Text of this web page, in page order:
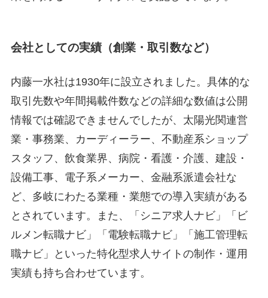
会社としての実績（創業・取引数など）
内藤一水社は1930年に設立されました 。具体的な
取引先数や年間掲載件数などの詳細な数値は公開
情報では確認できませんでしたが、太陽光関連営
業・事務業、カーディーラー、不動産系ショップ
スタッフ、飲食業界、病院・看護・介護、建設・
設備工事、電子系メーカー、金融系派遣会社な
ど、多岐にわたる業種・業態での導入実績がある
とされています。また、「シニア求人ナビ」「ビ
ルメン転職ナビ」「電験転職ナビ」「施工管理転
職ナビ」といった特化型求人サイトの制作・運用
実績も持ち合わせています。